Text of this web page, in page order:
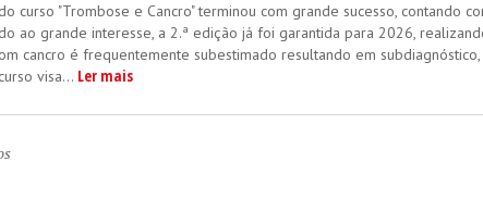
curso "Trombose e Cancro" terminou com grande sucesso, contando
ao grande interesse, a 2.ª edição já foi garantida para 2026,
cancro é frequentemente subestimado resultando em
visa... Ler mais